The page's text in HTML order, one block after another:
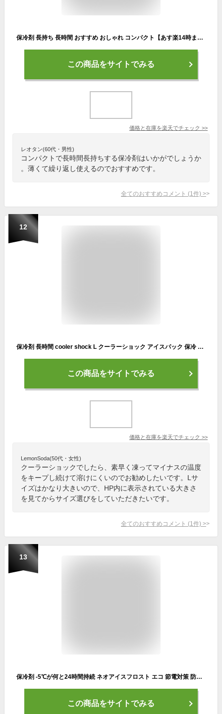
保冷剤 長持ち 長時間 おすすめ おしゃれ コンパクト【あす楽14時まで】COOLER SHOCK クーラーショック Lサイズ 単品クーラーボックス ジェル キャンプ アウトドア アイスパック アメリカン 漏斗◇薄い 繰り返し使える かわいい 再利用 F
この商品をサイトでみる
価格と在庫を楽天でチェック >>
レオタン(60代・男性)
コンパクトで長時間長持ちする保冷剤はいかがでしょうか
。薄くて繰り返し使えるのでおすすめです。
全てのおすすめコメント (1 件) >
12
保冷剤 長時間 cooler shock L クーラーショック アイスパック 保冷 氷点下 クーラーパック 保冷パック クーラーボックス用 クーラーバッグ用 ランチボックス ジェル コンパクト 医療用技術 再利用可能 雑貨 アウトドア キャンプ 登山 ギフト
この商品をサイトでみる
価格と在庫を楽天でチェック >>
LemonSoda(50代・女性)
クーラーショックでしたら、素早く凍ってマイナスの温度
をキープし続けて溶けにくいのでお勧めしたいです。Lサ
イズはかなり大きいので、HP内に表示されている大きさ
を見てからサイズ選びをしていただきたいです。
全てのおすすめコメント (1 件) >
13
保冷剤 -5℃が何と24時間持続 ネオアイスフロスト エコ 節電対策 防災グッズ ドライアイス 保冷剤 再利用 日本製 フロスト
この商品をサイトでみる